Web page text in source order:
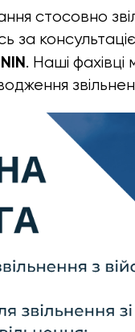
стосовно
за
. Наші